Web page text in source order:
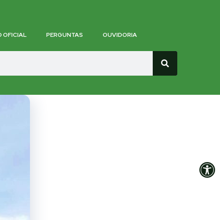
OFICIAL PERGUNTAS OUVIDORIA